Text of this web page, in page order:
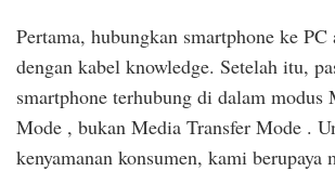
Pertama, hubungkan smartphone ke PC
dengan kabel knowledge. Setelah itu,
smartphone terhubung di dalam modus
Mode , bukan Media Transfer Mode .
kenyamanan konsumen, kami berupaya